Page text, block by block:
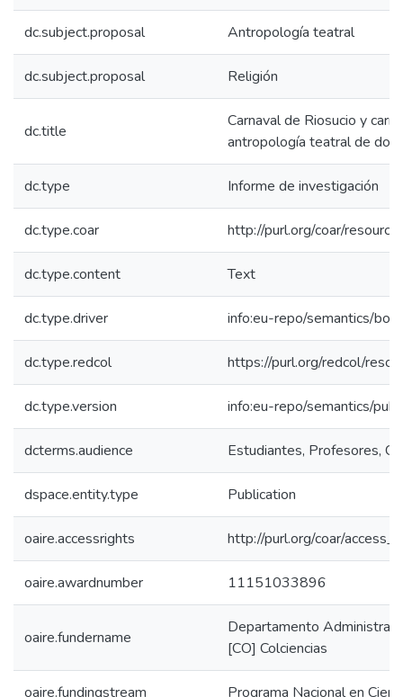
dc.subject.proposal Antropología teatral
dc.subject.proposal Religión
dc.title
Carnaval de Riosucio y
antropología teatral de dos
dc.type Informe de investigación
dc.type.coar http://purl.org/coar/
dc.type.content Text
dc.type.driver info:eu-repo/semantics/
dc.type.redcol https://purl.org/redcol/
dc.type.version info:eu-repo/semantics/
dcterms.audience Estudiantes, Profesores,
dspace.entity.type Publication
oaire.accessrights http://purl.org/coar/
oaire.awardnumber 11151033896
oaire.fundername
Departamento
[CO] Colciencias
oaire.fundingstream Programa Nacional en